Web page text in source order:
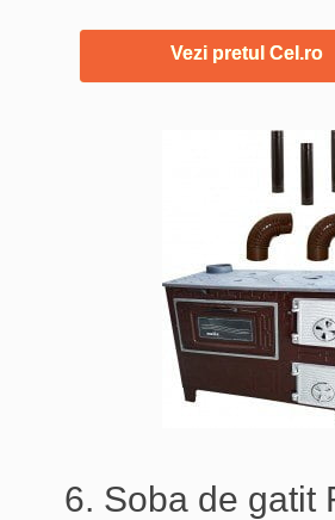
Vezi pretul Cel.ro
6. Soba de gatit